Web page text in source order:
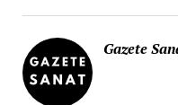
Gazete